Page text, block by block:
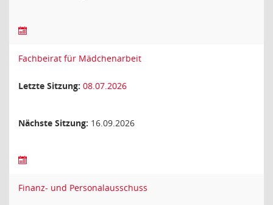
Fachbeirat für Mädchenarbeit
Letzte Sitzung: 08.07.2026
Nächste Sitzung: 16.09.2026
Finanz- und Personalausschuss